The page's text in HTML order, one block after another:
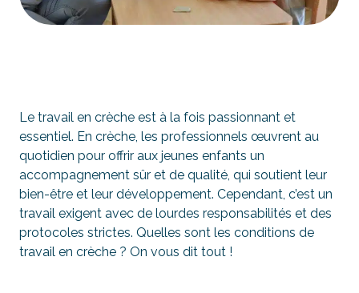
Le travail en crèche est à la fois passionnant et
essentiel. En crèche, les professionnels œuvrent au
quotidien pour offrir aux jeunes enfants un
accompagnement sûr et de qualité, qui soutient leur
bien-être et leur développement. Cependant, c’est un
travail exigent avec de lourdes responsabilités et des
protocoles strictes. Quelles sont les conditions de
travail en crèche ? On vous dit tout !